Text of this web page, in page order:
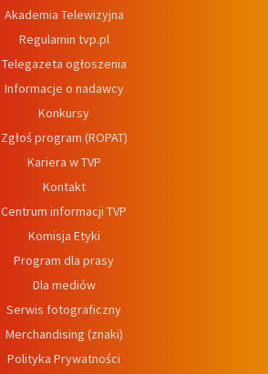
Akademia Telewizyjna
Regulamin tvp.pl
Telegazeta ogłoszenia
Informacje o nadawcy
Konkursy
Zgłoś program (ROPAT)
Kariera w TVP
Kontakt
Centrum informacji TVP
Komisja Etyki
Program dla prasy
Dla mediów
Serwis fotograficzny
Merchandising (znaki)
Polityka Prywatności